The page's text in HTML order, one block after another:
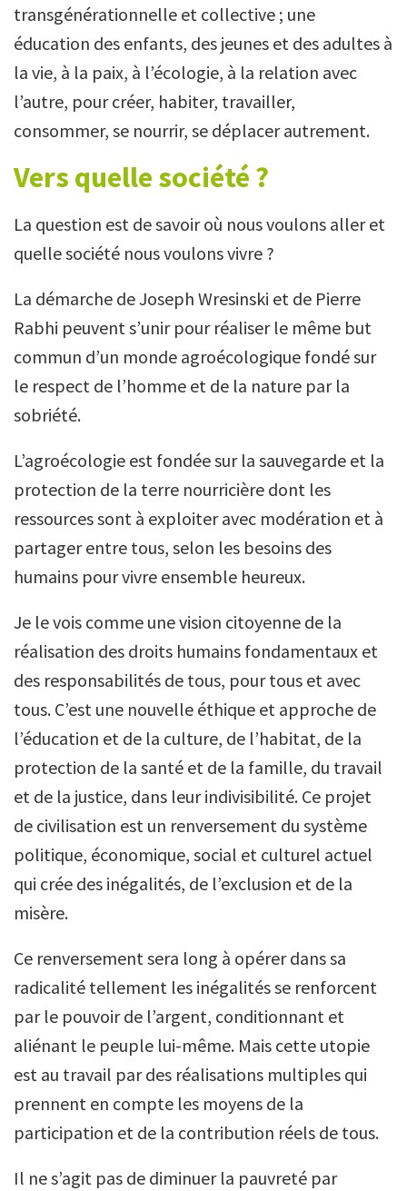
transgénérationnelle et collective ; une
éducation des enfants, des jeunes et des adultes à
la vie, à la paix, à l’écologie, à la relation avec
l’autre, pour créer, habiter, travailler,
consommer, se nourrir, se déplacer autrement.
Vers quelle société ?
La question est de savoir où nous voulons aller et
quelle société nous voulons vivre ?
La démarche de Joseph Wresinski et de Pierre
Rabhi peuvent s’unir pour réaliser le même but
commun d’un monde agroécologique fondé sur
le respect de l’homme et de la nature par la
sobriété.
L’agroécologie est fondée sur la sauvegarde et la
protection de la terre nourricière dont les
ressources sont à exploiter avec modération et à
partager entre tous, selon les besoins des
humains pour vivre ensemble heureux.
Je le vois comme une vision citoyenne de la
réalisation des droits humains fondamentaux et
des responsabilités de tous, pour tous et avec
tous. C’est une nouvelle éthique et approche de
l’éducation et de la culture, de l’habitat, de la
protection de la santé et de la famille, du travail
et de la justice, dans leur indivisibilité. Ce projet
de civilisation est un renversement du système
politique, économique, social et culturel actuel
qui crée des inégalités, de l’exclusion et de la
misère.
Ce renversement sera long à opérer dans sa
radicalité tellement les inégalités se renforcent
par le pouvoir de l’argent, conditionnant et
aliénant le peuple lui-même. Mais cette utopie
est au travail par des réalisations multiples qui
prennent en compte les moyens de la
participation et de la contribution réels de tous.
Il ne s’agit pas de diminuer la pauvreté par